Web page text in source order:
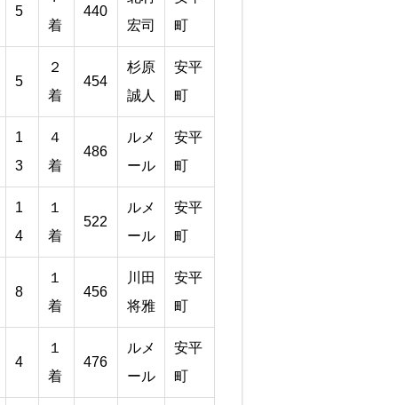
5
着
440
宏司
町
5
２
着
454
杉原
誠人
安平
町
1
3
４
着
486
ルメ
ール
安平
町
1
4
１
着
522
ルメ
ール
安平
町
8
１
着
456
川田
将雅
安平
町
4
１
着
476
ルメ
ール
安平
町